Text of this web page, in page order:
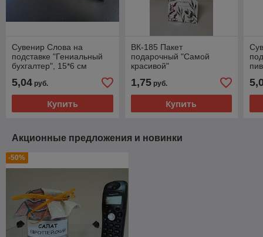
Сувенир Слова на
подставке "Гениальный
бухгалтер", 15*6 см
5,04 руб.
Купить
ВК-185 Пакет
подарочный "Самой
красивой"
ламинированный,12*15*6
см
1,75руб.
Купить
Акционные предложения и новинки
-50%